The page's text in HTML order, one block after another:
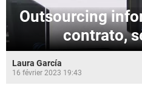
Outsourcing
contrato,
Laura García
16 février 2023 19:43